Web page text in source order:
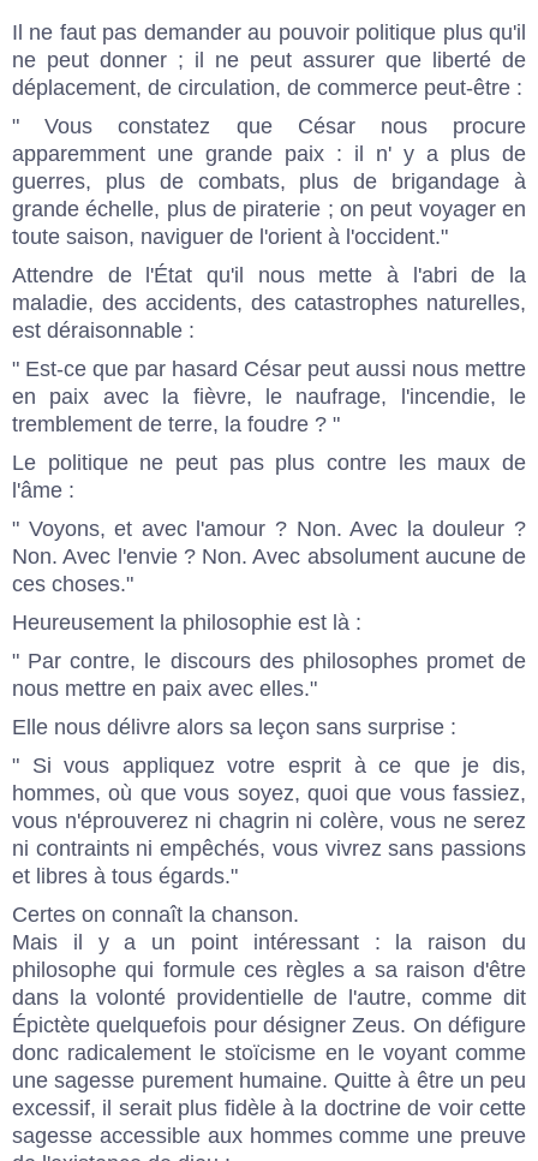
Il ne faut pas demander au pouvoir politique plus qu'il
ne peut donner ; il ne peut assurer que liberté de
déplacement, de circulation, de commerce peut-être :
" Vous constatez que César nous procure
apparemment une grande paix : il n' y a plus de
guerres, plus de combats, plus de brigandage à
grande échelle, plus de piraterie ; on peut voyager en
toute saison, naviguer de l'orient à l'occident."
Attendre de l'État qu'il nous mette à l'abri de la
maladie, des accidents, des catastrophes naturelles,
est déraisonnable :
" Est-ce que par hasard César peut aussi nous mettre
en paix avec la fièvre, le naufrage, l'incendie, le
tremblement de terre, la foudre ? "
Le politique ne peut pas plus contre les maux de
l'âme :
" Voyons, et avec l'amour ? Non. Avec la douleur ?
Non. Avec l'envie ? Non. Avec absolument aucune de
ces choses."
Heureusement la philosophie est là :
" Par contre, le discours des philosophes promet de
nous mettre en paix avec elles."
Elle nous délivre alors sa leçon sans surprise :
" Si vous appliquez votre esprit à ce que je dis,
hommes, où que vous soyez, quoi que vous fassiez,
vous n'éprouverez ni chagrin ni colère, vous ne serez
ni contraints ni empêchés, vous vivrez sans passions
et libres à tous égards."
Certes on connaît la chanson.
Mais il y a un point intéressant : la raison du
philosophe qui formule ces règles a sa raison d'être
dans la volonté providentielle de l'autre, comme dit
Épictète quelquefois pour désigner Zeus. On défigure
donc radicalement le stoïcisme en le voyant comme
une sagesse purement humaine. Quitte à être un peu
excessif, il serait plus fidèle à la doctrine de voir cette
sagesse accessible aux hommes comme une preuve